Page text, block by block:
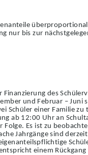
nur bis zur nächst
des
und Februar –
Schüler einer Familie zu
ab 12:00 Uhr an
Folge. Es ist zu be
Jahrgänge sind der
einem Rüc kgang